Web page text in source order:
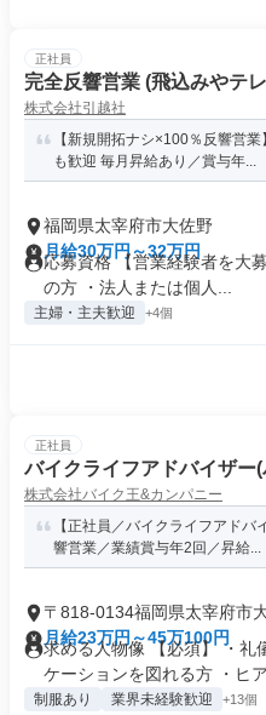
正社員
完全反響営業 (飛込みやテ
株式会社引越社
【新規開拓ナシ×100％反響営
も歓迎 毎月昇給あり／賞与年...
福岡県太宰府市大佐野
月給30万円～32万円
応募資格 【営業経験者を大
の方 ・法人または個人...
主婦・主夫歓迎 +4個
正社員
バイクライフアドバイザー
株式会社バイク王&カンパニー
【正社員／バイクライフアド
響営業／業績賞与年2回／昇給...
〒818-0134福岡県太宰府市
月給23万円～45万100円
求める人物像 【必須】 ・礼
ケーションを図れる方 ・ヒア
制服あり 業界未経験歓迎 +13個